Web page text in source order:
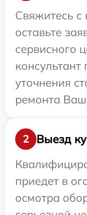
Свяжитесь
оставьте
сервисного
уточнения
ремонта
2
Выезд
приедет в
осмотра